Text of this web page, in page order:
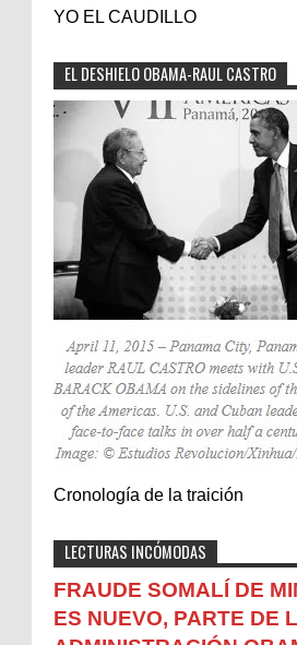
YO EL CAUDILLO
EL DESHIELO OBAMA-RAUL CASTRO
Cronología de la traición
LECTURAS INCÓMODAS
FRAUDE SOMALÍ DE
ES NUEVO, PARTE DE